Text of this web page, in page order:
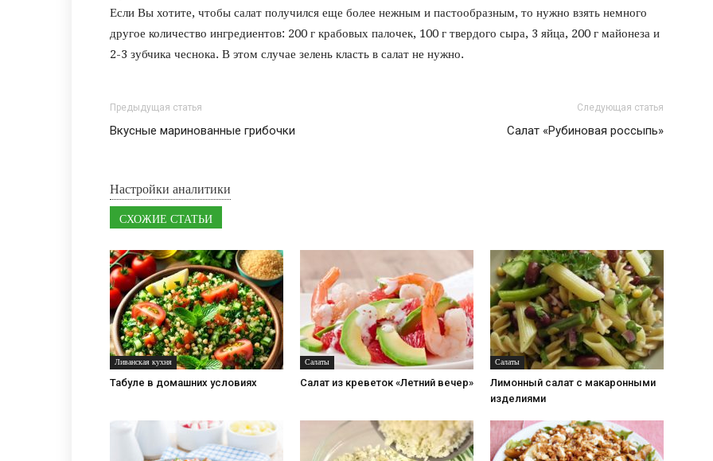
Если Вы хотите, чтобы салат получился еще более нежным и пастообразным, то нужно взять немного
другое количество ингредиентов: 200 г крабовых палочек, 100 г твердого сыра, 3 яйца, 200 г майонеза и
2-3 зубчика чеснока. В этом случае зелень класть в салат не нужно.
Предыдущая статья
Вкусные маринованные грибочки
Следующая статья
Салат «Рубиновая россыпь»
Настройки аналитики
СХОЖИЕ СТАТЬИ
Ливанская кухня
Табуле в домашних условиях
Салаты
Салат из креветок «Летний вечер»
Салаты
Лимонный салат с макаронными
изделиями